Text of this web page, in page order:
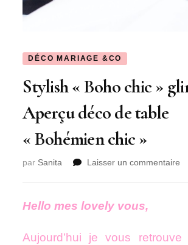
DÉCO MARIAGE &CO
Stylish « Boho chic »
Aperçu déco de table
« Bohémien chic »
par Sanita Laisser un commentaire
Hello mes lovely vous,
Aujourd’hui je vous